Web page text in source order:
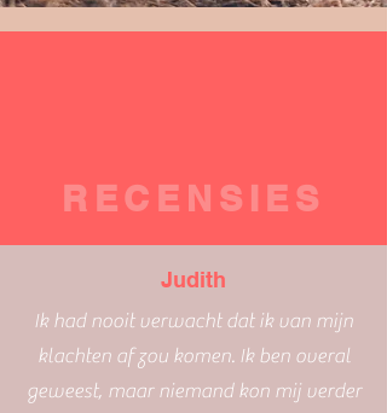
RECENSIES
Judith
Ik had nooit verwacht dat ik van mijn
klachten af zou komen. Ik ben overal
geweest, maar niemand kon mij verder